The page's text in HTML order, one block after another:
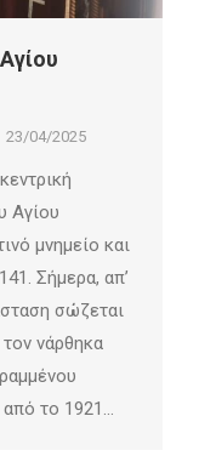
23/04/2025
Αγίου
μνημείο και
Σήμερα, απ’
σώζεται
νάρθηκα
το 1921…